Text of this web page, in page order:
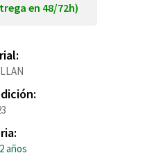
en 48/72h)
años